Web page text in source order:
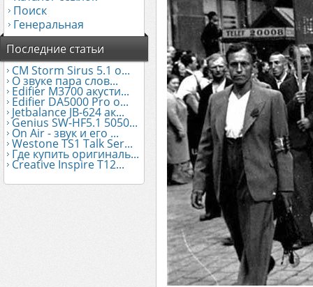
Поиск
Генеральная
Последние статьи
CM Storm Sirus 5.1 о...
О звуке пара слов...
Edifier М3700 акусти...
Edifier DA5000 Pro о...
Jetbalance JB-624 ак...
Genius SW-HF5.1 5050...
On Air - звук и его ...
Westone TS1 Talk Ser...
Где купить оригиналь...
Creative Inspire T12...